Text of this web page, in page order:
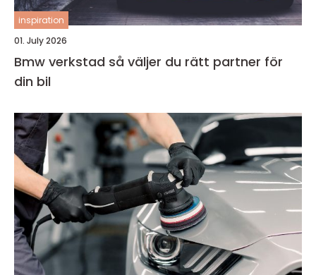
inspiration
01. July 2026
Bmw verkstad så väljer du rätt partner för
din bil